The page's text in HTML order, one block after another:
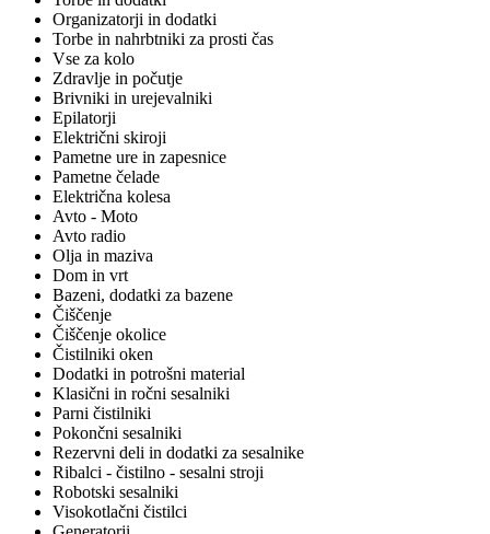
Organizatorji in dodatki
Torbe in nahrbtniki za prosti čas
Vse za kolo
Zdravlje in počutje
Brivniki in urejevalniki
Epilatorji
Električni skiroji
Pametne ure in zapesnice
Pametne čelade
Električna kolesa
Avto - Moto
Avto radio
Olja in maziva
Dom in vrt
Bazeni, dodatki za bazene
Čiščenje
Čiščenje okolice
Čistilniki oken
Dodatki in potrošni material
Klasični in ročni sesalniki
Parni čistilniki
Pokončni sesalniki
Rezervni deli in dodatki za sesalnike
Ribalci - čistilno - sesalni stroji
Robotski sesalniki
Visokotlačni čistilci